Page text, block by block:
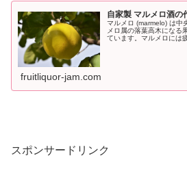
自家製 マルメロ酒の
マルメロ (marmelo) は中
メロ属の落葉高木になる
ています。マルメロには
fruitliquor-jam.com
スポンサードリンク